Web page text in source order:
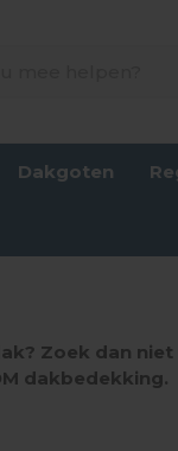
Dakgoten
Zoek dan
dakbedekking.